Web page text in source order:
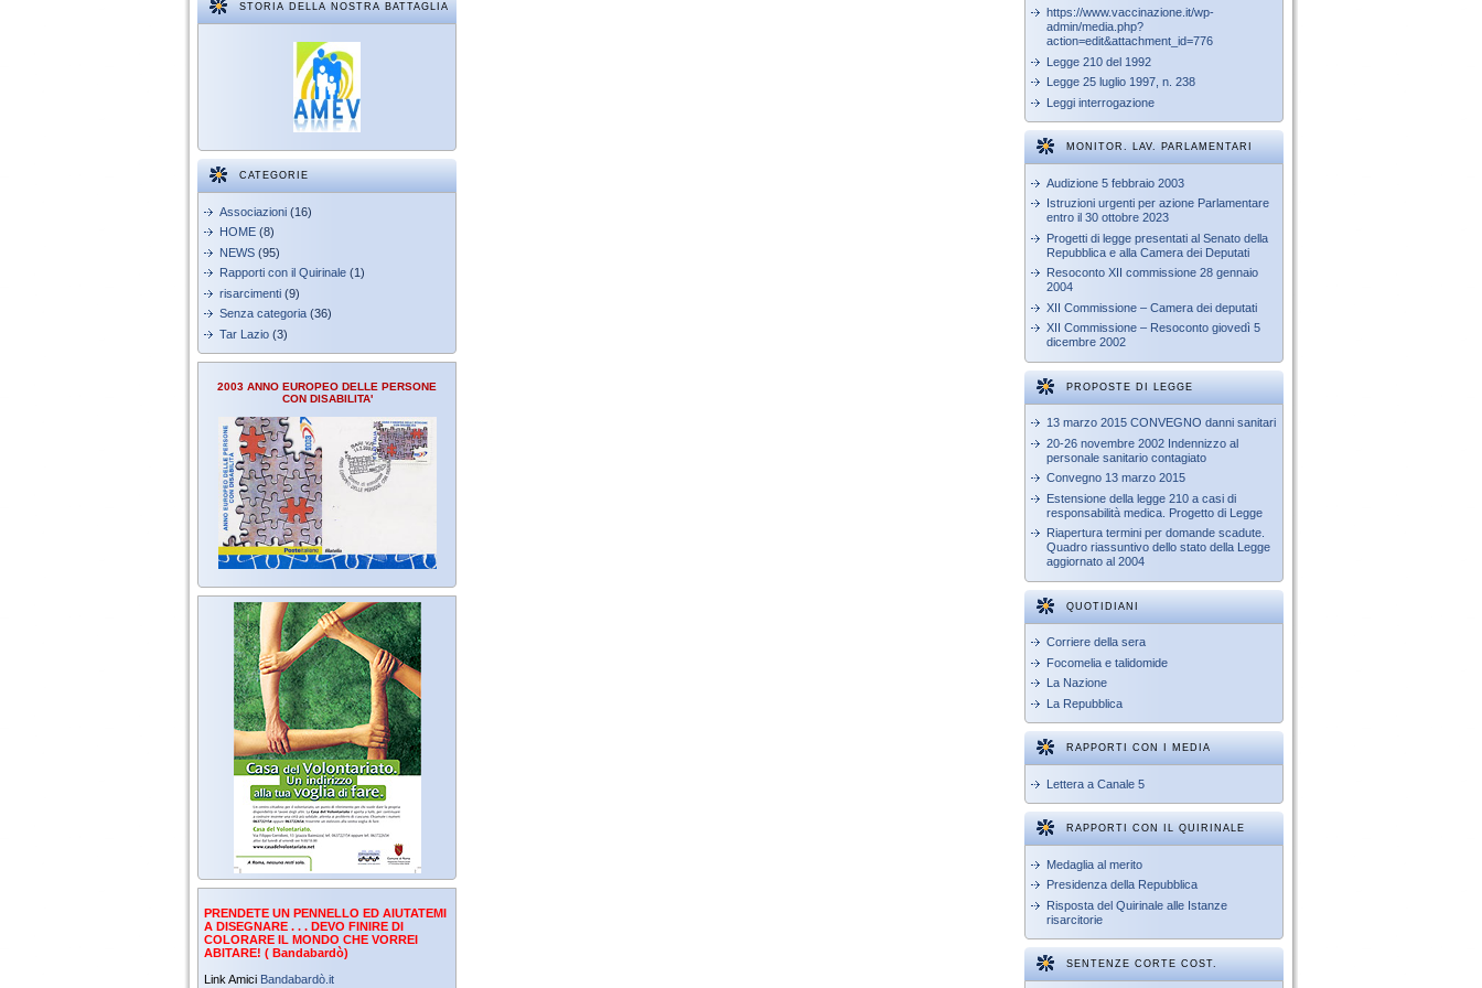
STORIA DELLA NOSTRA BATTAGLIA
CATEGORIE
Associazioni (16)
HOME (8)
NEWS (95)
Rapporti con il Quirinale (1)
risarcimenti (9)
Senza categoria (36)
Tar Lazio (3)
2003 ANNO EUROPEO DELLE PERSONE
CON DISABILITA'
PRENDETE UN PENNELLO ED AIUTATEMI
A DISEGNARE . . . DEVO FINIRE DI
COLORARE IL MONDO CHE VORREI
ABITARE! ( Bandabardò)
Link Amici Bandabardò.it
https://www.vaccinazione.it/wp-
admin/media.php?
action=edit&attachment_id=776
Legge 210 del 1992
Legge 25 luglio 1997, n. 238
Leggi interrogazione
MONITOR. LAV. PARLAMENTARI
Audizione 5 febbraio 2003
Istruzioni urgenti per azione Parlamentare
entro il 30 ottobre 2023
Progetti di legge presentati al Senato della
Repubblica e alla Camera dei Deputati
Resoconto XII commissione 28 gennaio
2004
XII Commissione – Camera dei deputati
XII Commissione – Resoconto giovedì 5
dicembre 2002
PROPOSTE DI LEGGE
13 marzo 2015 CONVEGNO danni sanitari
20-26 novembre 2002 Indennizzo al
personale sanitario contagiato
Convegno 13 marzo 2015
Estensione della legge 210 a casi di
responsabilità medica. Progetto di Legge
Riapertura termini per domande scadute.
Quadro riassuntivo dello stato della Legge
aggiornato al 2004
QUOTIDIANI
Corriere della sera
Focomelia e talidomide
La Nazione
La Repubblica
RAPPORTI CON I MEDIA
Lettera a Canale 5
RAPPORTI CON IL QUIRINALE
Medaglia al merito
Presidenza della Repubblica
Risposta del Quirinale alle Istanze
risarcitorie
SENTENZE CORTE COST.